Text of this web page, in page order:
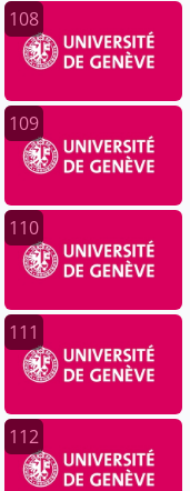
108
109
110
111
112